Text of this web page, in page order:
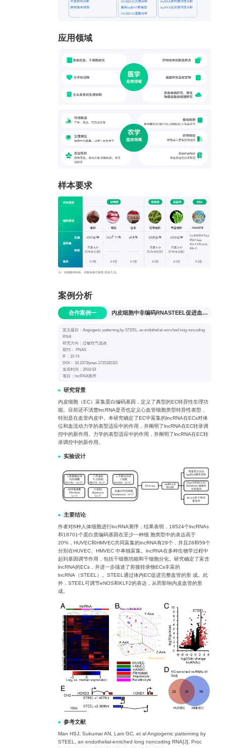
应用领域
样本要求
案例分析
合作案例一 内皮细胞中非编码RNASTEEL促进血管生成
英文题目：Angiogenic patterning by STEEL, an endothelial-enriched long noncoding
RNA
研究方向：过敏性气道炎
期刊： PNAS
IF：10.74
DOI： 10.1073/pnas.1715182115
发表时间：2018.03
项目：lncRNA测序
研究背景
内皮细胞（EC）富集蛋白编码基因，定义了典型的EC特异性生理功
能。目前还不清楚lncRNA是否也定义心血管细胞类型特异性表型，
特别是在血管内皮中。本研究确定了EC中富集的lncRNA在ECs对体
位和血流动力学的表型适应中的作用，并阐明了lncRNA在EC转录调
控中的新作用。力学的表型适应中的作用，并阐明了lncRNA在EC转
录调控中的新作用。
实验设计
主要结论
作者对6种人体细胞进行lncRNA测序，结果表明，18524个lncRNAs
和18701个蛋白质编码基因在至少一种细 胞类型中的表达高于
20%，HUVEC和HMVEC共同富集的lncRNA有29个，并且28和59个
分别在HUVEC、HMVEC 中单独富集。lncRNA在多种生物学过程中
起到基因调节作用，包括干细胞功能和干细胞分化。研究确定了富含
lncRNA的ECs，并进一步描述了剪接转录物ECs丰富的
lncRNA（STEEL）。STEEL通过体内EC促进完整血管的形 成。此
外，STEEL可调节eNOS和KLF2的表达，从而影响内皮血管的形
成。
参考文献
Man HSJ, Sukumar AN, Lam GC, et al Angiogenic patterning by
STEEL, an endothelial-enriched long noncoding RNA[J]. Proc